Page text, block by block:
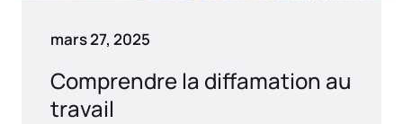
mars 27, 2025
Comprendre la diffamation au
travail